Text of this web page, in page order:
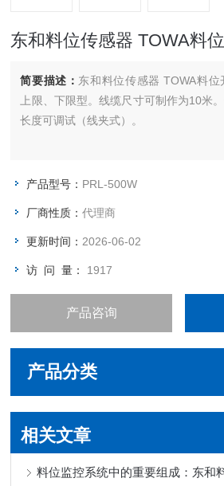
东和料位传感器 TOWA料
简要描述： 东和料位传感器 TOWA料
上限、下限型。线缆尺寸可制作为10米
长度可调试（线夹式）。
产品型号： PRL-500W
厂商性质：代理商
更新时间： 2026-06-02
访 问 量： 1917
产品咨询
产品分类
相关文章
料位监控系统中的重要组成：东和